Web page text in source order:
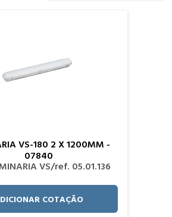
VS-180 2 X 1200MM -
07840
VS/ref. 05.01.136
COTAÇÃO